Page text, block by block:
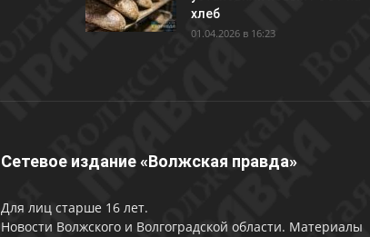
хлеб
01.04.2026 в 16:23
Сетевое издание «Волжская правда»
Для лиц старше 16 лет.
Новости Волжского и Волгоградской области. Материалы